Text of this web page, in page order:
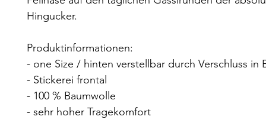
Hingucker.
Produktinformationen:
- one Size / hinten verstellbar durch Verschluss in
- Stickerei frontal
- 100 % Baumwolle
- sehr hoher Tragekomfort